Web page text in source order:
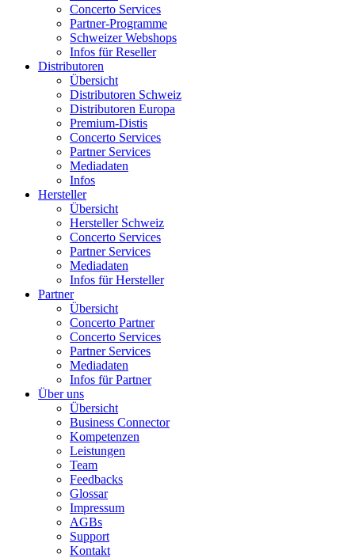
Concerto Services
Partner-Programme
Schweizer Webshops
Infos für Reseller
Distributoren
Übersicht
Distributoren Schweiz
Distributoren Europa
Premium-Distis
Concerto Services
Partner Services
Mediadaten
Infos
Hersteller
Übersicht
Hersteller Schweiz
Concerto Services
Partner Services
Mediadaten
Infos für Hersteller
Partner
Übersicht
Concerto Partner
Concerto Services
Partner Services
Mediadaten
Infos für Partner
Über uns
Übersicht
Business Connector
Kompetenzen
Leistungen
Team
Feedbacks
Glossar
Impressum
AGBs
Support
Kontakt